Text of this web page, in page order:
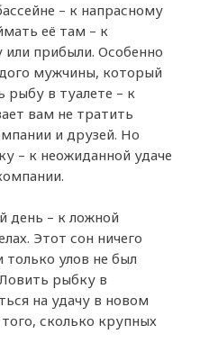
– к напрасному
её там – к
прибыли. Особенно
мужчины, который
рыбу в туалете – к
вам не тратить
и друзей. Но
– к неожиданной удаче
день – к ложной
Этот сон ничего
улов не был
рыбку в
на удачу в новом
того, сколько крупных